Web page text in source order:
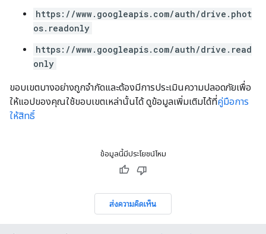
https://www.googleapis.com/auth/drive.phot
os.readonly
https://www.googleapis.com/auth/drive.read
only
ขอบเขตบางอย่างถูกจำกัดและต้องมีการประเมินความปลอดภัยเพื่อ
ให้แอปของคุณใช้ขอบเขตเหล่านั้นได้ ดูข้อมูลเพิ่มเติมได้ที่คู่มือการ
ให้สิทธิ์
ข้อมูลนี้มีประโยชน์ไหม
ส่งความคิดเห็น